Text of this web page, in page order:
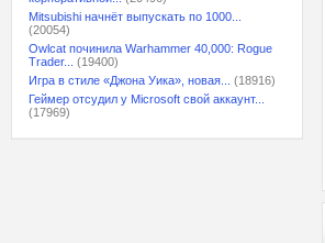
Mitsubishi начнёт выпускать по 1000...
(20054)
Owlcat починила Warhammer 40,000: Rogue
Trader...
(19400)
Игра в стиле «Джона Уика», новая...
(18916)
Геймер отсудил у Microsoft свой аккаунт...
(17969)